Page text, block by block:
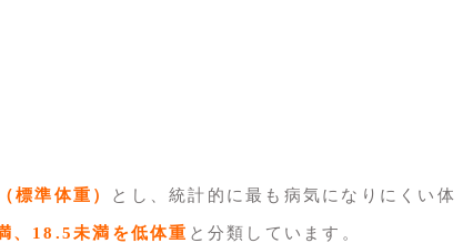
標準体重） とし、統計的に最も病気になりにくい体
、18.5未満を低体重 と分類しています。